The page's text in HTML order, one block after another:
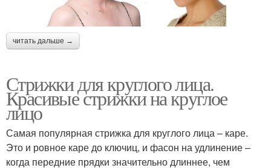
читать дальше →
Стрижки для круглого лица.
Красивые стрижки на круглое
лицо
Самая популярная стрижка для круглого лица – каре.
Это и ровное каре до ключиц, и фасон на удлинение –
когда передние прядки значительно длиннее, чем